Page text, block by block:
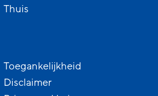
Thuis
Toegankelijkheid
Disclaimer